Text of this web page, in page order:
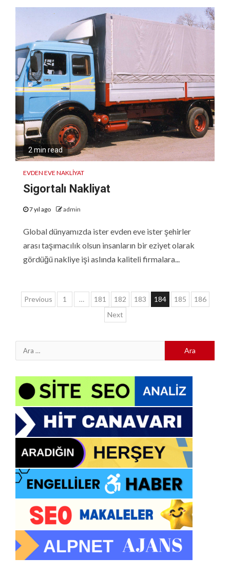
2 min read
EVDEN EVE NAKLIYAT
Sigortalı Nakliyat
7 yıl ago admin
Global dünyamızda ister evden eve ister şehirler
arası taşımacılık olsun insanların bir eziyet olarak
gördüğü nakliye işi aslında kaliteli firmalara...
Yazı
Previous 1 … 181 182 183 184 185
186
Next
Arama: